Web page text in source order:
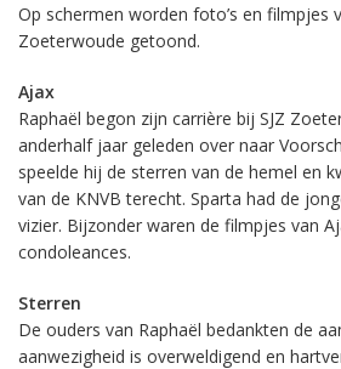
Op schermen worden foto’s en filmpjes
Zoeterwoude getoond.
Ajax
Raphaël begon zijn carrière bij SJZ
anderhalf jaar geleden over naar
speelde hij de sterren van de hemel en
van de KNVB terecht. Sparta had de
vizier. Bijzonder waren de filmpjes van
condoleances.
Sterren
De ouders van Raphaël bedankten de
aanwezigheid is overweldigend en